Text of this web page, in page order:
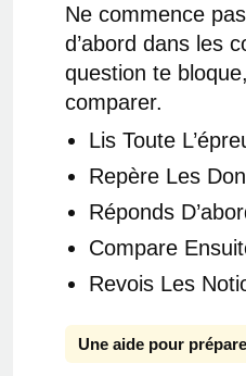
Ne commence
d’abord dans les
question te
comparer.
Lis Toute
Repère Les
Réponds
Compare
Revois Les
Une aide pour